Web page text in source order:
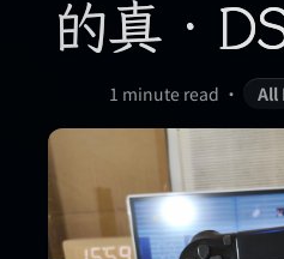
的真．
1 minute read • All